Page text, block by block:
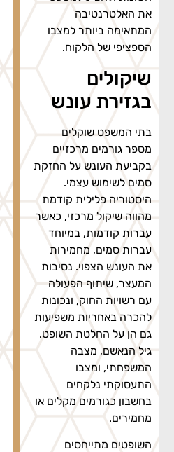
את האלטרנטיבה
המתאימה ביותר למצבו
הספציפי של הלקוח.
שיקולים
בגזירת עונש
בתי המשפט שוקלים
מספר גורמים מרכזיים
בקביעת העונש על החזקת
סמים לשימוש עצמי.
היסטוריה פלילית קודמת
מהווה שיקול מרכזי, כאשר
עברות קודמות, במיוחד
עברות סמים, מחמירות
את העונש הצפוי. נסיבות
המעצר, שיתוף הפעולה
עם רשויות החוק, ונכונות
להכרה באחריות משפיעות
גם הן על החלטת השופט.
גיל הנאשם, מצבה
המשפחתי, ומצבו
התעסוקתי נלקחים
בחשבון כגורמים מקלים או
מחמירים.
השופטים מתייחסים